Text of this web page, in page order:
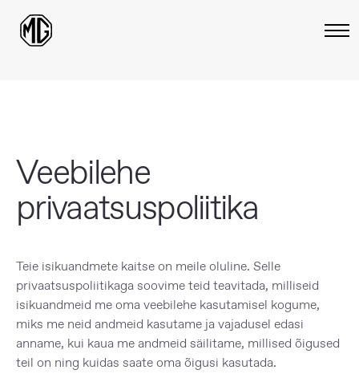
Veebilehe
privaatsuspoliitika
Teie isikuandmete kaitse on meile oluline. Selle
privaatsuspoliitikaga soovime teid teavitada, milliseid
isikuandmeid me oma veebilehe kasutamisel kogume,
miks me neid andmeid kasutame ja vajadusel edasi
anname, kui kaua me andmeid säilitame, millised õigused
teil on ning kuidas saate oma õigusi kasutada.